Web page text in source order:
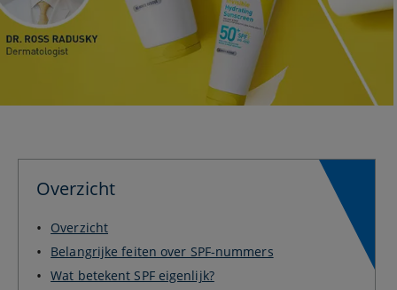
Overzicht
Overzicht
Belangrijke feiten over SPF-nummers
Wat betekent SPF eigenlijk?